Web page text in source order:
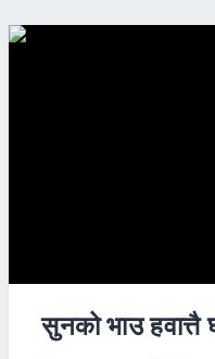
सुनको भाउ हवात्तै